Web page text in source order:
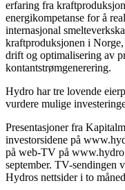
erfaring fra
energikompetanse for å
internasjonal
kraftproduksjonen i
drift og optimalisering av
kontantstrømgenerering.
Hydro har tre lovende
vurdere mulige
Presentasjoner fra
investorsidene på
på web-TV på
september. TV-sendingen
Hydros nettsider i to